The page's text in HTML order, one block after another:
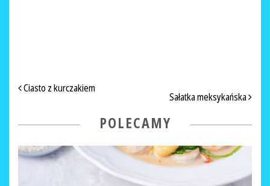
NAWIGACJA PO ARTYKUŁACH
Ciasto z kurczakiem
Sałatka meksykańska
POLECAMY